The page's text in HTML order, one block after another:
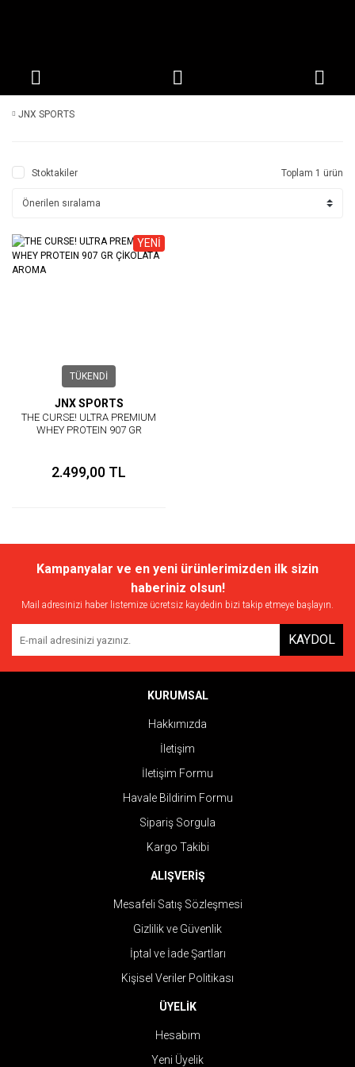
JNX SPORTS
Stoktakiler Toplam 1 ürün
YENİ
TÜKENDİ
JNX SPORTS
THE CURSE! ULTRA PREMIUM
WHEY PROTEIN 907 GR
2.499,00 TL
Kampanyalar ve en yeni ürünlerimizden ilk sizin
haberiniz olsun!
Mail adresinizi haber listemize ücretsiz kaydedin bizi takip etmeye başlayın.
KAYDOL
KURUMSAL
Hakkımızda
İletişim
İletişim Formu
Havale Bildirim Formu
Sipariş Sorgula
Kargo Takibi
ALIŞVERİŞ
Mesafeli Satış Sözleşmesi
Gizlilik ve Güvenlik
İptal ve İade Şartları
Kişisel Veriler Politikası
ÜYELİK
Hesabım
Yeni Üyelik